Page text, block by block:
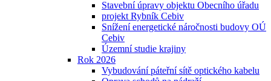
Stavební úpravy objektu Obecního úřadu
projekt Rybník Cebiv
Snížení energetické náročnosti budovy OÚ
Cebiv
Územní studie krajiny
Rok 2026
Vybudování páteřní sítě optického kabelu